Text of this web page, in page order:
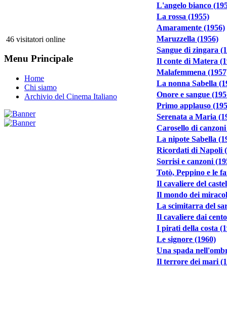
46 visitatori online
Menu Principale
Home
Chi siamo
Archivio del Cinema Italiano
L'angelo bianco
La rossa (1955)
Amaramente (1956)
Maruzzella (1956)
Sangue di zingara
Il conte di Matera
Malafemmena
La nonna Sabella
Onore e sangue
Primo applauso
Serenata a Maria
Carosello di canzoni
La nipote Sabella
Ricordati di Napoli
Sorrisi e canzoni
Totò, Peppino e le
Il cavaliere del
Il mondo dei
La scimitarra del
Il cavaliere dai
I pirati della costa
Le signore (1960)
Una spada
Il terrore dei mari